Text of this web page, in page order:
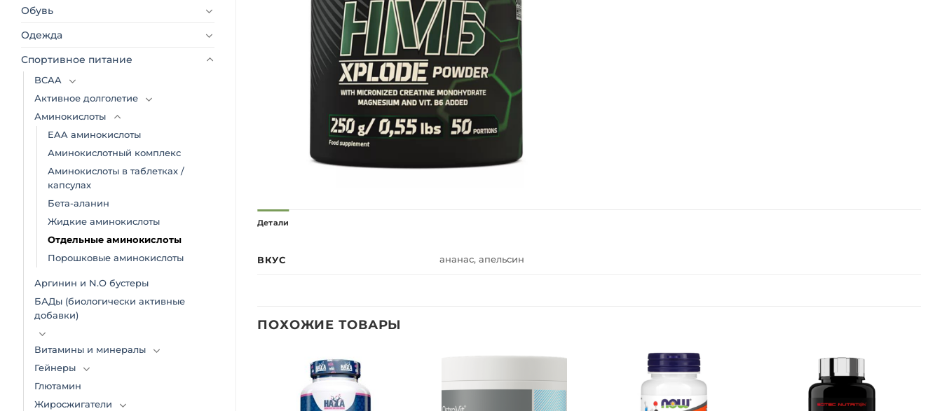
Обувь
Одежда
Спортивное питание
BCAA
Активное долголетие
Аминокислоты
EAA аминокислоты
Аминокислотный комплекс
Аминокислоты в таблетках /
капсулах
Бета-аланин
Жидкие аминокислоты
Отдельные аминокислоты
Порошковые аминокислоты
Аргинин и N.O бустеры
БАДы (биологически активные
добавки)
Витамины и минералы
Гейнеры
Глютамин
Жиросжигатели
Детали
ВКУС ананас, апельсин
ПОХОЖИЕ ТОВАРЫ
в список
Добавить
в список
желаний
Добавить
желаний
Добавить
желаний